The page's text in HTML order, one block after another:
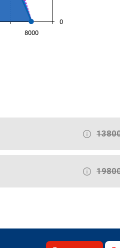
8000
0